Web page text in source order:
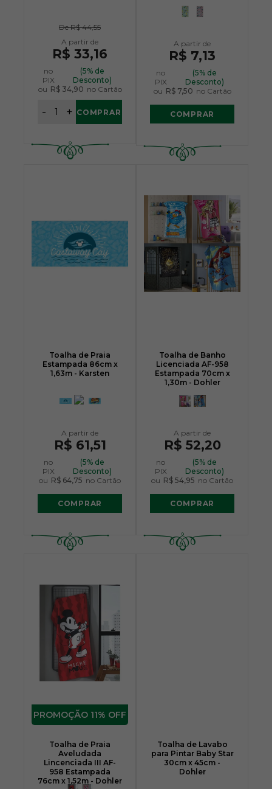
DeR$ 44,55
R$ 33,16
no
PIX
(5% de
Desconto)
ou R$ 34,90 no Cartão
+
- COMPRAR
R$ 7,13
no
PIX
(5% de
Desconto)
ou R$ 7,50 no Cartão
COMPRAR
Toalha de Praia
Estampada 86cm x
1,63m - Karsten
R$ 61,51
no
PIX
(5% de
Desconto)
ou R$ 64,75 no Cartão
COMPRAR
Toalha de Banho
Licenciada AF-958
Estampada 70cm x
1,30m - Dohler
R$ 52,20
no
PIX
(5% de
Desconto)
ou R$ 54,95 no Cartão
COMPRAR
11% OFF
Toalha de Praia
Aveludada
Lincenciada III AF-
958 Estampada
76cm x 1,52m - Dohler
Toalha de Lavabo
para Pintar Baby Star
30cm x 45cm -
Dohler